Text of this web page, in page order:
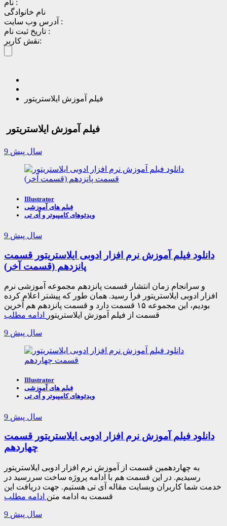
نام :
نام خانوادگی
آدرس وب سایت :
تاریخ ثبت نام :
نقش کاربر:
فیلم آموزش ایلاستریتور
فیلم آموزش ایلاستریتور
9 سال پیش
Illustrator
فیلم های آموزشی
ویدئوهای کامپیوتر و آی تی
9 سال پیش
دانلود فیلم آموزش نرم افزار ادوبی ایلاستریتور قسمت
پانزدهم (قسمت آخر)
و سرانجام زمان انتشار قسمت پانزدهم مجموعه آموزشی نرم
افزار ادوبی ایلاستریتور فرا رسید. همان طور که پیشتر اعلام کرده
بودیم، این مجموعه ۱۵ قسمت دارد و قسمت پانزدهم هم آخرین
قسمت از فیلم آموزش ایلاستریتور
ادامه مطلب
9 سال پیش
Illustrator
فیلم های آموزشی
ویدئوهای کامپیوتر و آی تی
9 سال پیش
دانلود فیلم آموزش نرم افزار ادوبی ایلاستریتور قسمت
چهاردهم
به چهاردهمین قسمت از آموزش نرم افزار ادوبی ایلاستریتور
رسیدیم. در این قسمت هم با ادامه پروژه ساخت سررسید در
خدمت شما کاربران وبسایت مقاله آی تی هستیم. جهت دریافت این
قسمت به ادامه متن ادامه مطلب
9 سال پیش